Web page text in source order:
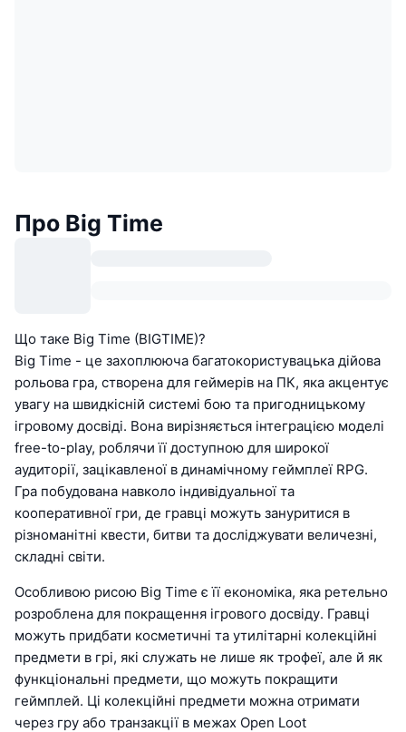
Про Big Time
Що таке Big Time (BIGTIME)?
Big Time - це захоплююча багатокористувацька дійова
рольова гра, створена для геймерів на ПК, яка акцентує
увагу на швидкісній системі бою та пригодницькому
ігровому досвіді. Вона вирізняється інтеграцією моделі
free-to-play, роблячи її доступною для широкої
аудиторії, зацікавленої в динамічному геймплеї RPG.
Гра побудована навколо індивідуальної та
кооперативної гри, де гравці можуть зануритися в
різноманітні квести, битви та досліджувати величезні,
складні світи.
Особливою рисою Big Time є її економіка, яка ретельно
розроблена для покращення ігрового досвіду. Гравці
можуть придбати косметичні та утилітарні колекційні
предмети в грі, які служать не лише як трофеї, але й як
функціональні предмети, що можуть покращити
геймплей. Ці колекційні предмети можна отримати
через гру або транзакції в межах Open Loot